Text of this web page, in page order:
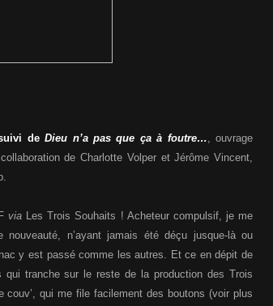
deDieu n’a pas que ça à foutre…, ouvrage
de Charlotte Volper et Jérôme Vincent,
via Les Trois Souhaits ! Acheteur compulsif, je me
nouveauté, n’ayant jamais été déçu jusque-là ou
y est passé comme les autres. Et ce en dépit de
qui tranche sur le reste de la production des Trois
couv’, qui me file facilement des boutons (voir plus